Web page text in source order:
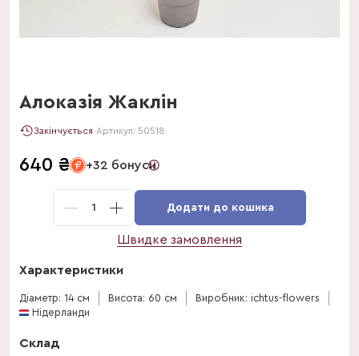
Алоказія Жаклін
Закінчується Артикул: 50518
640 ₴ +32 бонуси
1 Додати до кошика
Швидке замовлення
Характеристики
Діаметр: 14 см Висота: 60 см
Виробник: ichtus-flowers
Нідерланди
Склад